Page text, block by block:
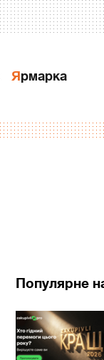
Ярмарка
Популярне